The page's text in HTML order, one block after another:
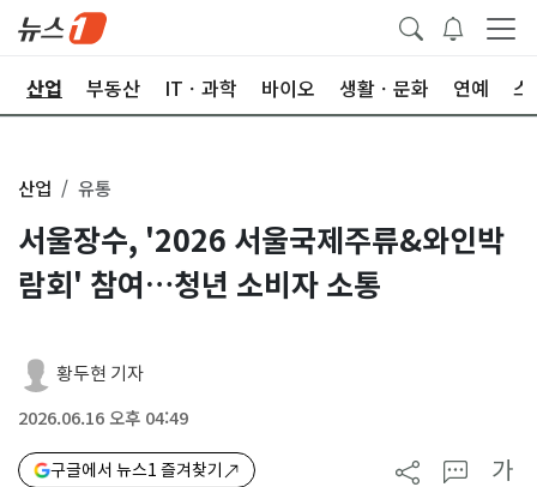
산업 부동산 ITㆍ과학 바이오 생활ㆍ문화 연예 스
산업 유통
서울장수, '2026 서울국제주류&와인박
람회' 참여…청년 소비자 소통
황두현 기자
2026.06.16 오후 04:49
구글에서 뉴스1 즐겨찾기 가